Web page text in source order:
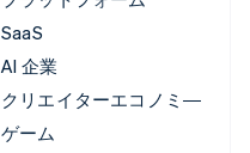
SaaS
AI 企業
クリエイターエコノミ―
ゲーム